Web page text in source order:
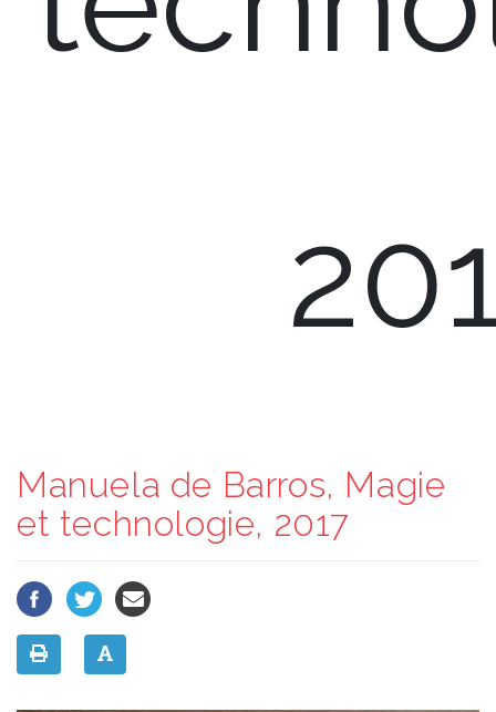
Manuela de Barros, Magie
et technologie, 2017